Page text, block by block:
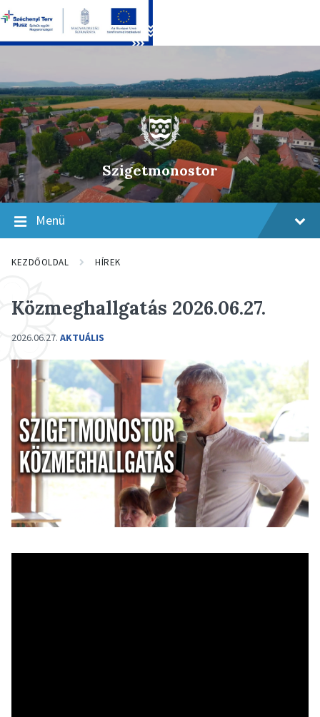
content
main
navigation
footer
Szigetmonostor
Menü
KEZDŐOLDAL HÍREK
Közmeghallgatás 2026.06.27.
2026.06.27. AKTUÁLIS